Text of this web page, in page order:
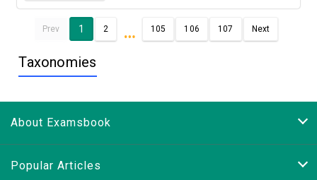
Prev 1 2 … 105 106 107 Next
Taxonomies
About Examsbook
Popular Articles